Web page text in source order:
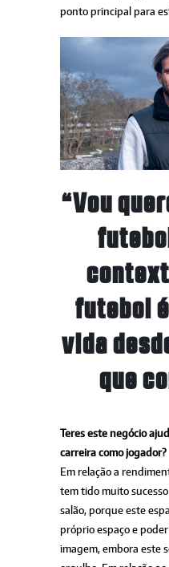
ponto principal para
“Vou
futebol
vida
que
Teres este negócio
carreira como jogador?
Em relação a
tem tido muito
salão, porque este
próprio espaço e
imagem, embora este